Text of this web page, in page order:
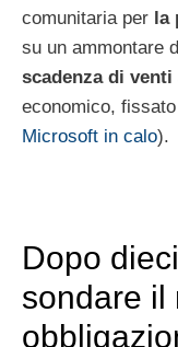
comunitaria per la
su un ammontare
scadenza di venti
economico,
Microsoft in calo).
Dopo
sondare il